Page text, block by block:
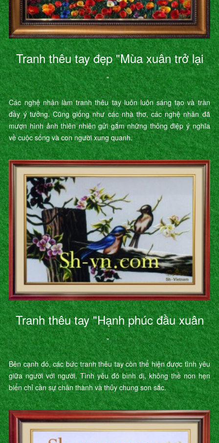
Tranh thêu tay đẹp "Mùa xuân trở lại
"
Các nghệ nhân làm tranh thêu tay luôn luôn sáng tạo và tràn
đầy ý tưởng. Cũng giống như các nhà thơ, các nghệ nhân đã
mượn hình ảnh thiên nhiên gửi gắm những thông điệp ý nghĩa
về cuộc sống và con người xung quanh.
Tranh thêu tay "Hạnh phúc đầu xuân
"
Bên cạnh đó, các bức tranh thêu tay còn thể hiện được tình yêu
giữa người với người. Tình yêu đó bình dị, không thề non hẹn
biển chỉ cần sự chân thành và thủy chung son sắc.